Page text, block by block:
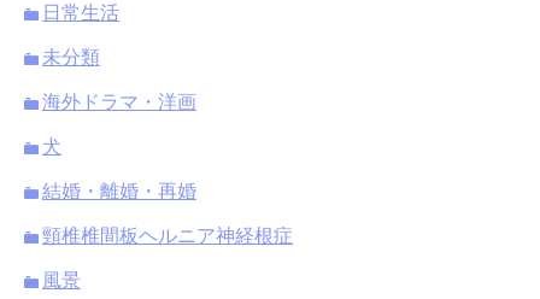
日常生活
未分類
海外ドラマ・洋画
犬
結婚・離婚・再婚
頸椎椎間板ヘルニア神経根症
風景